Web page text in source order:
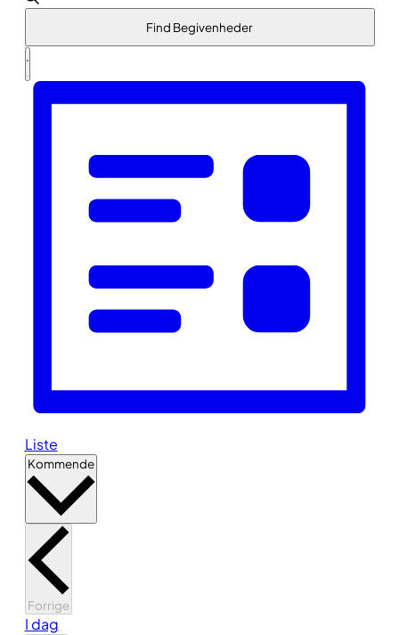
Navigation
efter
på
Find Begivenheder
Begivenhed
Visninger
Liste
KommendeVælg
ForrigeBegivenheder
I dag